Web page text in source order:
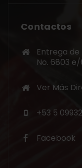
Contactos
Entrega
No. 6803
Ver Más
+53 5
Facebook